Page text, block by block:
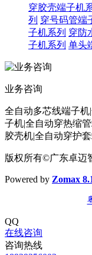
穿胶壳端子机
列 穿号码管端
子机系列 穿防
子机系列 单头
业务咨询
全自动多芯线端子
子机|全自动穿热缩
胶壳机|全自动穿护
版权所有©广东卓迈
Powered by Zomax
QQ
在线咨询
咨询热线